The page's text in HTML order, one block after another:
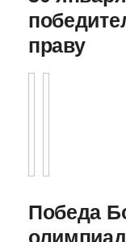
праву
Победа